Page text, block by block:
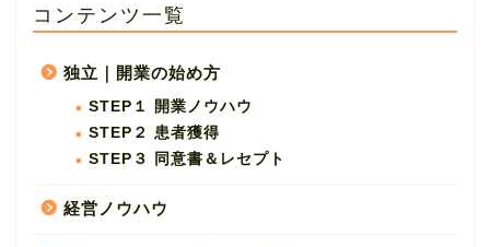
コンテンツ一覧
独立｜開業の始め方
STEP１ 開業ノウハウ
STEP２ 患者獲得
STEP３ 同意書＆レセプト
経営ノウハウ